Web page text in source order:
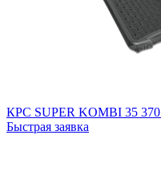
КРС SUPER KOMBI 35 370
Быстрая заявка